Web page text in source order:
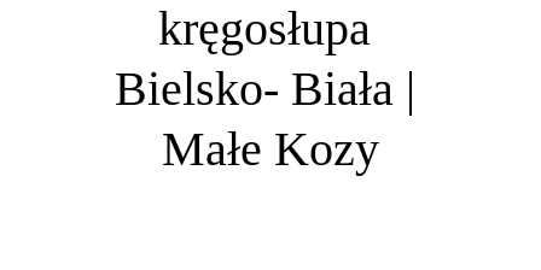
kręgosłupa
Bielsko- Biała |
Małe Kozy